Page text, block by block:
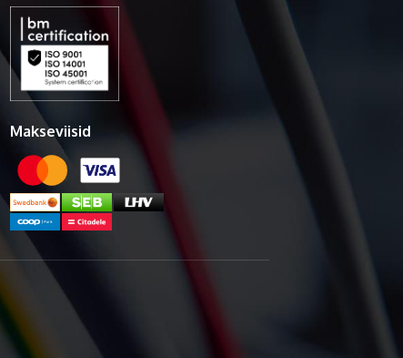
Makseviisid